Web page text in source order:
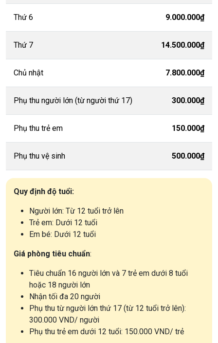
Thứ 6 9.000.000₫
Thứ 7 14.500.000₫
Chủ nhật 7.800.000₫
Phụ thu người lớn (từ người thứ 17) 300.000₫
Phụ thu trẻ em 150.000₫
Phụ thu vệ sinh 500.000₫
Quy định độ tuổi:
Người lớn: Từ 12 tuổi trở lên
Trẻ em: Dưới 12 tuổi
Em bé: Dưới 12 tuổi
Giá phòng tiêu chuẩn:
Tiêu chuẩn 16 người lớn và 7 trẻ em dưới 8 tuổi
hoặc 18 người lớn
Nhận tối đa 20 người
Phụ thu từ người lớn thứ 17 (từ 12 tuổi trở lên):
300.000 VND/ người
Phụ thu trẻ em dưới 12 tuổi: 150.000 VND/ trẻ